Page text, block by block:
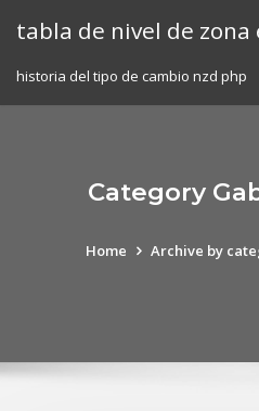
tabla de nivel de zona
historia del tipo de cambio nzd php
Category
Home Archive by